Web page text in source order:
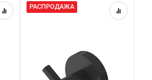
РАСПРОДАЖА